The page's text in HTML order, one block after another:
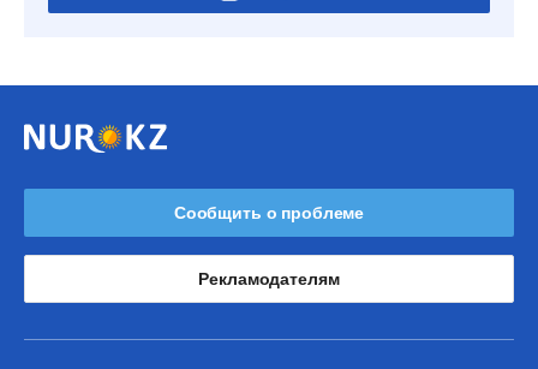
Сообщить о проблеме
Рекламодателям